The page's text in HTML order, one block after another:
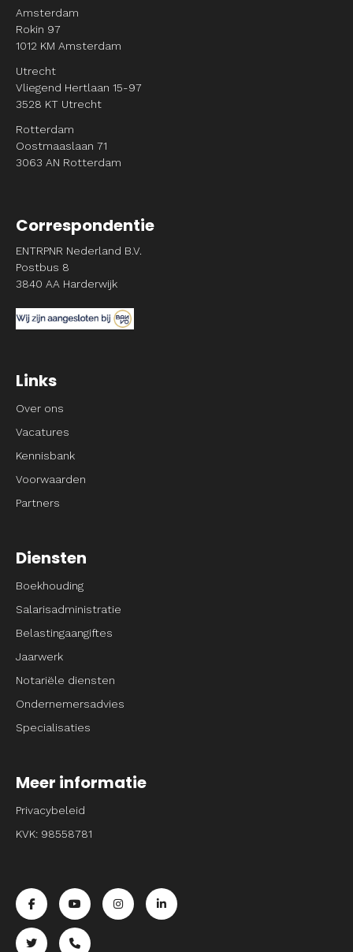
Amsterdam
Rokin 97
1012 KM Amsterdam
Utrecht
Vliegend Hertlaan 15-97
3528 KT Utrecht
Rotterdam
Oostmaaslaan 71
3063 AN Rotterdam
Correspondentie
ENTRPNR Nederland B.V.
Postbus 8
3840 AA Harderwijk
Links
Over ons
Vacatures
Kennisbank
Voorwaarden
Partners
Diensten
Boekhouding
Salarisadministratie
Belastingaangiftes
Jaarwerk
Notariële diensten
Ondernemersadvies
Specialisaties
Meer informatie
Privacybeleid
KVK: 98558781
Ga naar de facebook pagina van Entrpnr
Ga naar de youtube pagina van Entrpnr
Ga naar de instagram pagina van Entrpnr
Ga naar de linkedin pagina van